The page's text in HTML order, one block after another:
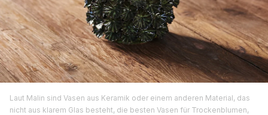
Laut Malin sind Vasen aus Keramik oder einem anderen Material, das
nicht aus klarem Glas besteht, die besten Vasen für Trockenblumen,